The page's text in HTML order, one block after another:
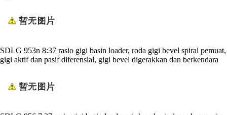
SDLG 953n 8:37 rasio gigi basin loader, roda gigi bevel spiral pemuat,
gigi aktif dan pasif diferensial, gigi bevel digerakkan dan berkendara